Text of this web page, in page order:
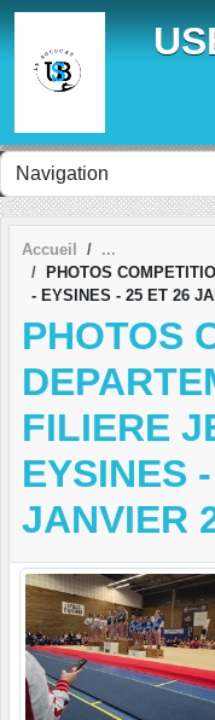
Accueil
PHOTOS
- EYSINES - 25 ET 26
PHOTOS
FILIERE
EYSINES
JANVIER
Panneau de gestion des